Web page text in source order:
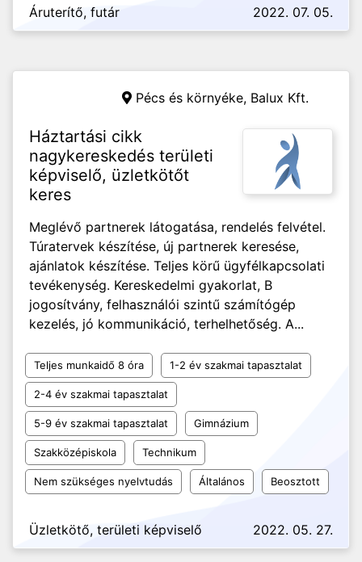
Áruterítő, futár 2022. 07. 05.
Pécs és környéke, Balux Kft.
Háztartási cikk
nagykereskedés területi
képviselő, üzletkötőt
keres
Meglévő partnerek látogatása, rendelés felvétel.
Túratervek készítése, új partnerek keresése,
ajánlatok készítése. Teljes körű ügyfélkapcsolati
tevékenység. Kereskedelmi gyakorlat, B
jogosítvány, felhasználói szintű számítógép
kezelés, jó kommunikáció, terhelhetőség. A...
Teljes munkaidő 8 óra 1-2 év szakmai tapasztalat
2-4 év szakmai tapasztalat
5-9 év szakmai tapasztalat Gimnázium
Szakközépiskola Technikum
Nem szükséges nyelvtudás Általános Beosztott
Üzletkötő, területi képviselő 2022. 05. 27.